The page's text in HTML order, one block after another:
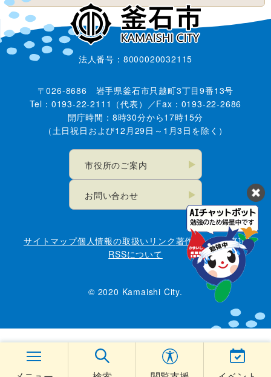
法人番号：8000020032115
〒026-8686 岩手県釜石市只越町3丁目9番13号
Tel：0193-22-2111（代表）／Fax：0193-22-2686
開庁時間：8時30分から17時15分
（土日祝日および12月29日～1月3日を除く）
市役所のご案内
お問い合わせ
サイトマップ個人情報の取扱い リンク著作権・免責事項
RSSについて
© 2020 Kamaishi City.